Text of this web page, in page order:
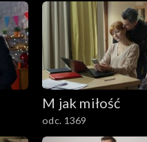
M jak miłość
odc. 1369